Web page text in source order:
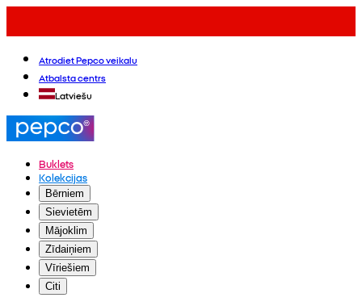
Atrodiet Pepco veikalu
Atbalsta centrs
Latviešu
Buklets
Kolekcijas
Bērniem
Sievietēm
Mājoklim
Zīdaiņiem
Vīriešiem
Citi